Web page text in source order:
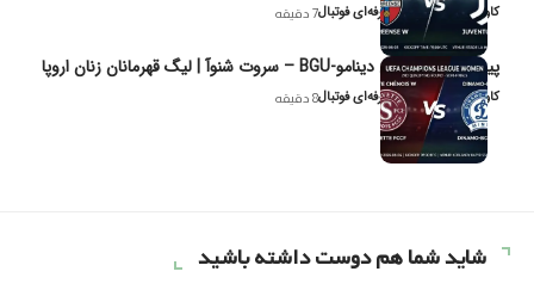
کاوه نیک‌فر، تحلیل‌گر حرفه‌ای فوتبال7 دقیقه
پیش‌بینی و تحلیل دینامو-BGU – سروت شنوآ | لیگ قهرمانان زنان اروپا
کاوه نیک‌فر، تحلیل‌گر حرفه‌ای فوتبال8 دقیقه
شاید شما هم دوست داشته باشید